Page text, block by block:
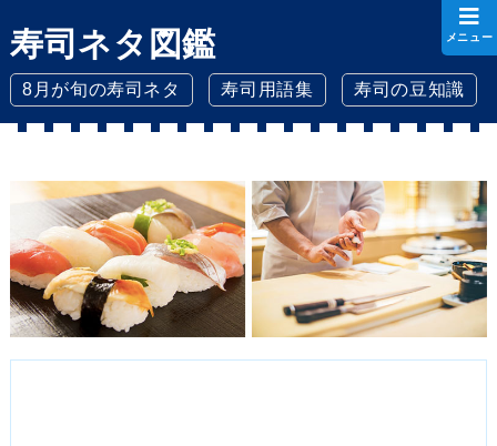
寿司ネタ図鑑
8月が旬の寿司ネタ 寿司用語集 寿司の豆知識
メニュー